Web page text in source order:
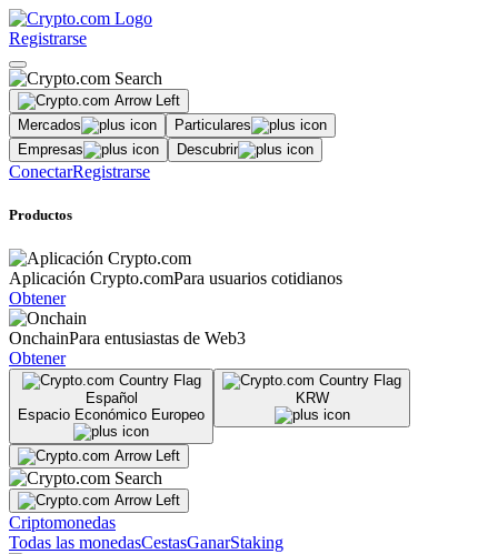
Registrarse
Mercados
Particulares
Empresas
Descubrir
ConectarRegistrarse
Productos
Aplicación Crypto.comPara usuarios cotidianos
Obtener
OnchainPara entusiastas de Web3
Obtener
Español
Espacio Económico Europeo
KRW
Criptomonedas
Todas las monedasCestasGanarStaking